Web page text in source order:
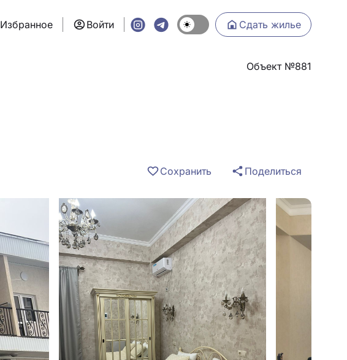
Избранное Войти Сдать жилье
Объект №881
Сохранить Поделиться